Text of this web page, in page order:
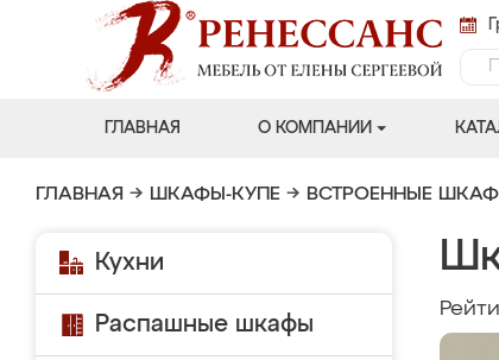
ГЛАВНАЯ О КОМПАНИИ
ГЛАВНАЯ → ШКАФЫ-КУПЕ → ВСТРОЕННЫЕ
Кухни
Распашные шкафы